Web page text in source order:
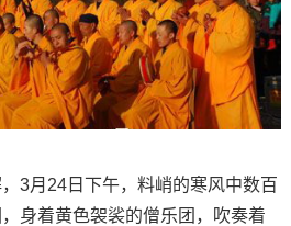
3月24日下午，料峭的寒风中数百
身着黄色袈裟的僧乐团，吹奏着